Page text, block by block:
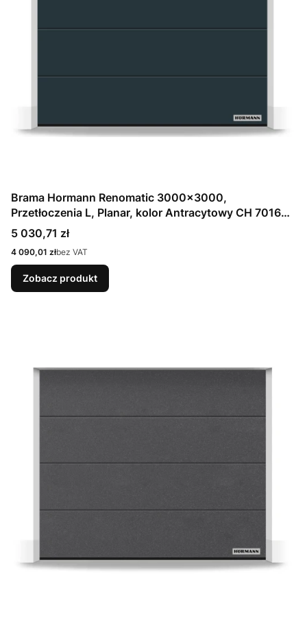
Brama Hormann Renomatic 3000x3000,
Przetłoczenia L, Planar, kolor Antracytowy CH 7016
Matt deluxe + Prowadzenie N
Cena
5 030,71 zł
Cena
4 090,01 złbez VAT
Zobacz produkt